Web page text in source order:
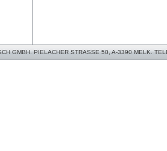
GMBH. PIELACHER STRASSE 50, A-3390 MELK.